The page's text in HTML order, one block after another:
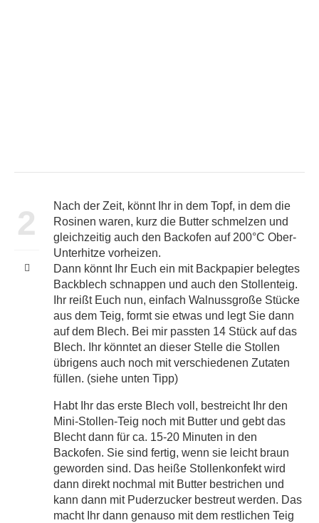
2
Nach der Zeit, könnt Ihr in dem Topf, in dem die
Rosinen waren, kurz die Butter schmelzen und
gleichzeitig auch den Backofen auf 200°C Ober-
Unterhitze vorheizen.
Dann könnt Ihr Euch ein mit Backpapier belegtes
Backblech schnappen und auch den Stollenteig.
Ihr reißt Euch nun, einfach Walnussgroße Stücke
aus dem Teig, formt sie etwas und legt Sie dann
auf dem Blech. Bei mir passten 14 Stück auf das
Blech. Ihr könntet an dieser Stelle die Stollen
übrigens auch noch mit verschiedenen Zutaten
füllen. (siehe unten Tipp)
Habt Ihr das erste Blech voll, bestreicht Ihr den
Mini-Stollen-Teig noch mit Butter und gebt das
Blecht dann für ca. 15-20 Minuten in den
Backofen. Sie sind fertig, wenn sie leicht braun
geworden sind. Das heiße Stollenkonfekt wird
dann direkt nochmal mit Butter bestrichen und
kann dann mit Puderzucker bestreut werden. Das
macht Ihr dann genauso mit dem restlichen Teig